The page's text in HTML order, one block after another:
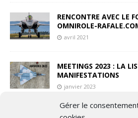
Gérer le
RENCONTRE AVEC LE
OMNIROLE-
avril 2021
MEETINGS 2023 : LA
MANIFESTATIONS
janvier 2023
LE MUSEE DES